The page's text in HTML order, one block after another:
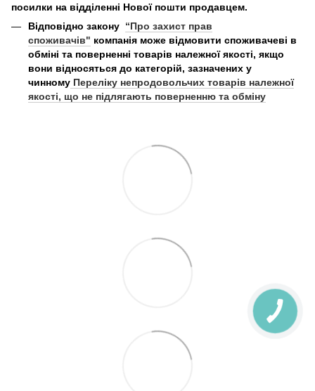
посилки на відділенні Нової пошти продавцем.
Відповідно закону “Про захист прав
споживачів" компанія може відмовити споживачеві в
обміні та поверненні товарів належної якості, якщо
вони відносяться до категорій, зазначених у
чинному Переліку непродовольчих товарів належної
якості, що не підлягають поверненню та обміну